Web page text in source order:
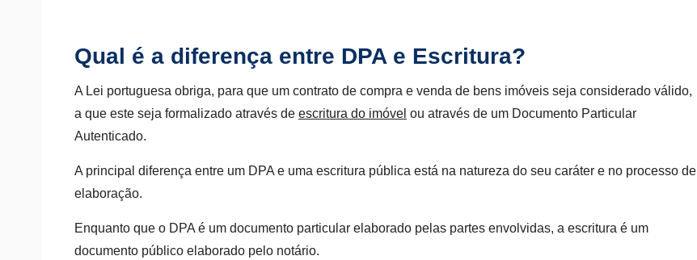
Qual é a diferença entre DPA e Escritura?
A Lei portuguesa obriga, para que um contrato de compra e venda de bens imóveis seja considerado válido,
a que este seja formalizado através de escritura do imóvel ou através de um Documento Particular
Autenticado.
A principal diferença entre um DPA e uma escritura pública está na natureza do seu caráter e no processo de
elaboração.
Enquanto que o DPA é um documento particular elaborado pelas partes envolvidas, a escritura é um
documento público elaborado pelo notário.